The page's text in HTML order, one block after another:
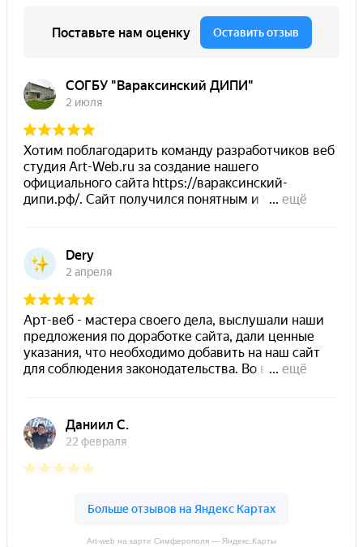
Art-web на карте Симферополя — Яндекс.Карты